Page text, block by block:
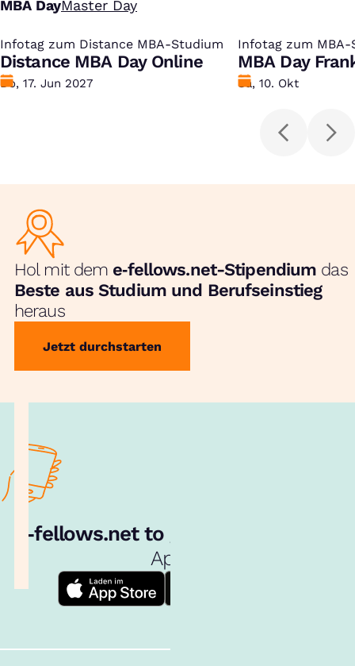
MBA DayMaster Day
Infotag zum Distance MBA-Studium
:
Distance MBA Day Online
Datum
Do, 17. Jun 2027
Infotag zum
:
MBA Day
Datum
Sa, 10. Okt
Hol mit dem e‑fellows.net-Stipendium das
Beste aus Studium und Berufseinstieg
heraus
Jetzt durchstarten
e‑fellows.net to go:
App!